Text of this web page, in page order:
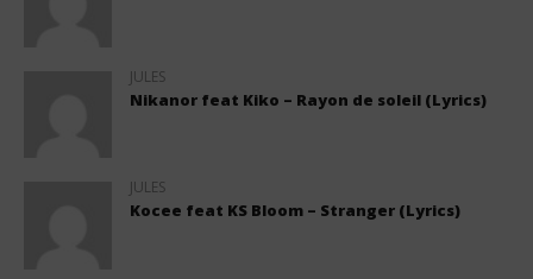
JULES
Nikanor feat Kiko – Rayon de soleil (Lyrics)
JULES
Kocee feat KS Bloom – Stranger (Lyrics)